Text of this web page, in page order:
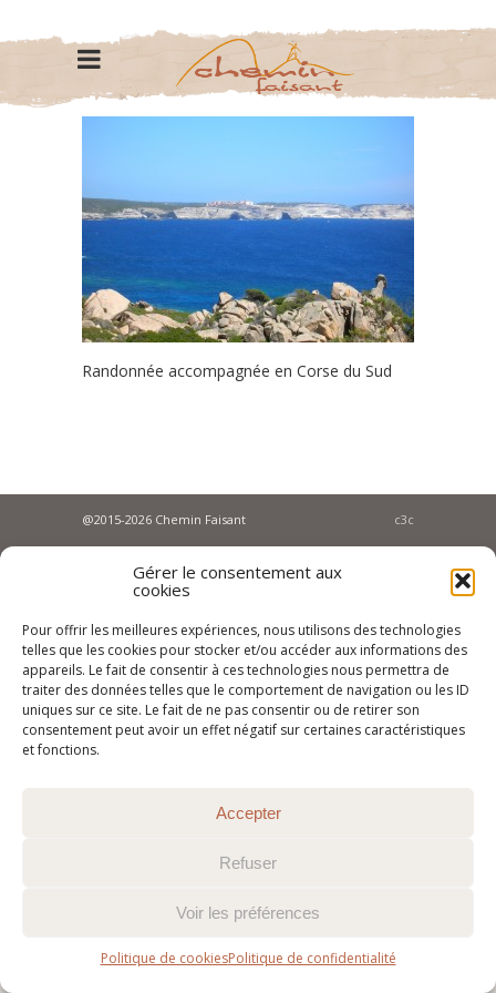
Gérer le consentement aux
cookies
Pour offrir les meilleures expériences, nous utilisons des technologies
telles que les cookies pour stocker et/ou accéder aux informations des
appareils. Le fait de consentir à ces technologies nous permettra de
traiter des données telles que le comportement de navigation ou les ID
uniques sur ce site. Le fait de ne pas consentir ou de retirer son
consentement peut avoir un effet négatif sur certaines caractéristiques
et fonctions.
Accepter
Refuser
Voir les préférences
Politique de cookiesPolitique de confidentialité
Randonnée accompagnée en Corse du Sud
@2015-2026 Chemin Faisant c3c